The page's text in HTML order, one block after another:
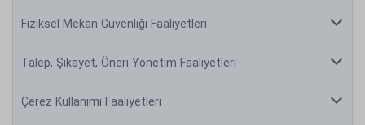
Fiziksel Mekan Güvenliği Faaliyetleri
Talep, Şikayet, Öneri Yönetim Faaliyetleri
Çerez Kullanımı Faaliyetleri